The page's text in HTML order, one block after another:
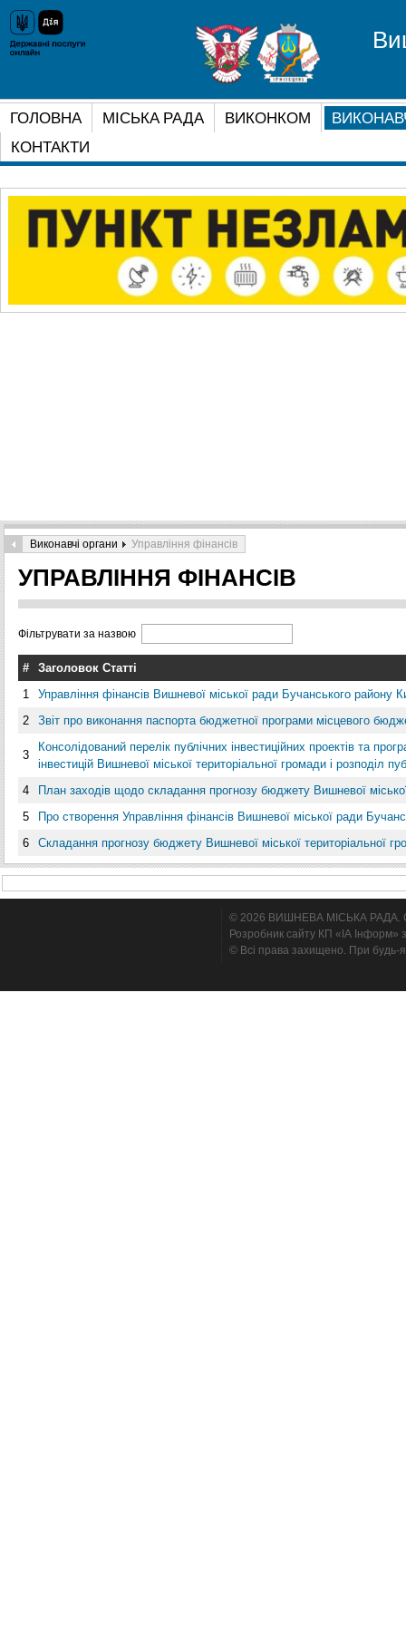
ГОЛОВНА МІСЬКА РАДА ВИКОНКОМ
КОНТАКТИ
Виконавчі органи Управління фінансів
УПРАВЛІННЯ ФІНАНСІВ
Фільтрувати за назвою
#
Заголовок Статті
1
Управління фінансів Вишневої міської ради Бучанського району
2
Звіт про виконання паспорта бюджетної програми місцевого
3
Консолідований перелік публічних інвестиційних проектів та
інвестицій Вишневої міської територіальної громади і розподіл
4
План заходів щодо складання прогнозу бюджету Вишневої
5
Про створення Управління фінансів Вишневої міської ради
6
Складання прогнозу бюджету Вишневої міської територіальної
© 2026 ВИШНЕВА МІСЬКА РАДА.
Розробник сайту КП «ІА Інформ»
© Всі права захищено. При будь-